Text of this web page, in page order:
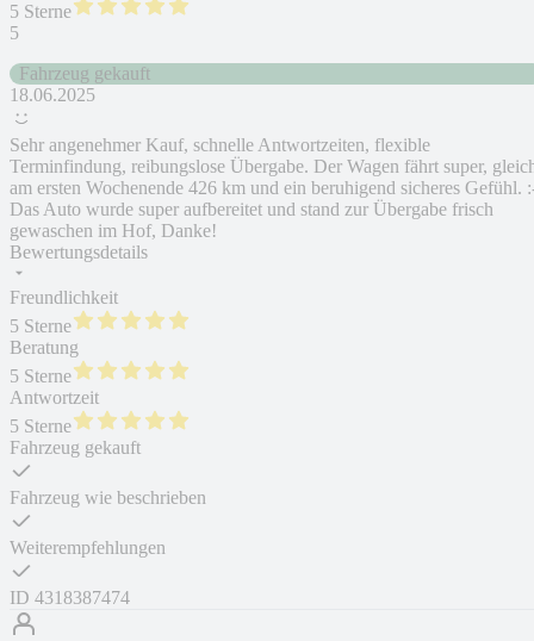
5 Sterne
5
Fahrzeug gekauft
18.06.2025
Sehr angenehmer Kauf, schnelle Antwortzeiten, flexible
Terminfindung, reibungslose Übergabe. Der Wagen fährt super,
am ersten Wochenende 426 km und ein beruhigend sicheres Gefühl.
Das Auto wurde super aufbereitet und stand zur Übergabe frisch
gewaschen im Hof, Danke!
Bewertungsdetails
Freundlichkeit
5 Sterne
Beratung
5 Sterne
Antwortzeit
5 Sterne
Fahrzeug gekauft
Fahrzeug wie beschrieben
Weiterempfehlungen
ID 4318387474